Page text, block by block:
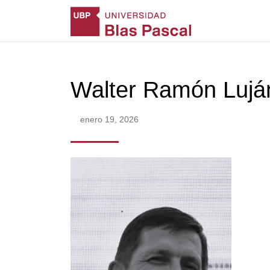
Walter Ramón
enero 19, 2026